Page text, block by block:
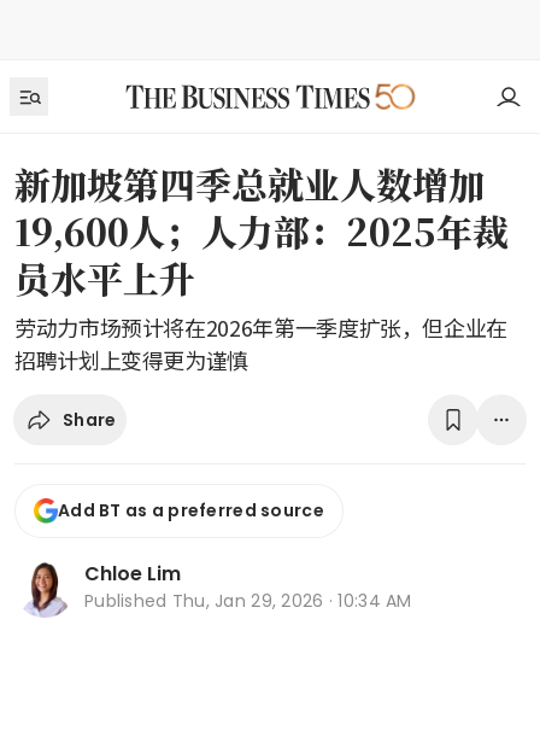
新加坡第四季总就业人数增加
19,600人；人力部：2025年裁
员水平上升
劳动力市场预计将在2026年第一季度扩张，但企业在
招聘计划上变得更为谨慎
Share
Add BT as a preferred source
Chloe Lim
Published Thu, Jan 29, 2026 · 10:34 AM